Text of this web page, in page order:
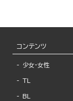
コンテンツ
少女・女性
TL
BL